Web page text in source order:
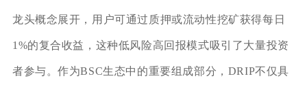
龙头概念展开，用户可通过质押或流动性挖矿获得每日
1%的复合收益，这种低风险高回报模式吸引了大量投资
者参与。作为BSC生态中的重要组成部分，DRIP不仅具